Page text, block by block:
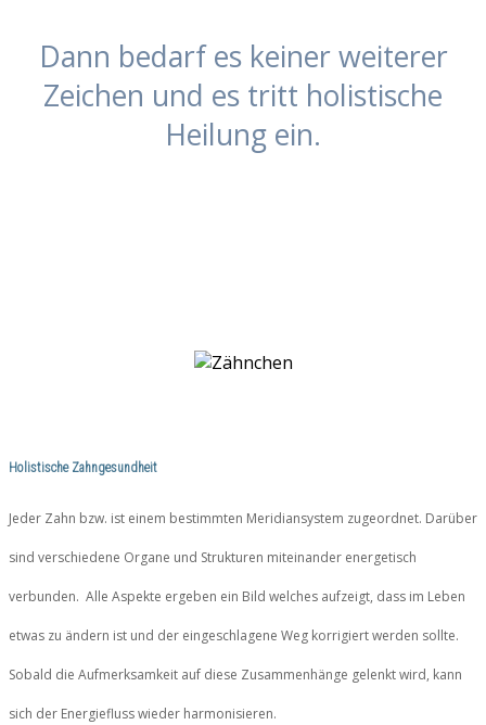
Dann bedarf es keiner weiterer
Zeichen und es tritt holistische
Heilung ein.
Holistische Zahngesundheit
Jeder​ ​Zahn​ ​bzw.​ ​ist​ ​einem​ ​bestimmten​ ​Meridiansystem​ ​zugeordnet.​ ​Darüber
sind​ ​verschiedene​ ​Organe​ ​und​ ​Strukturen​ ​miteinander​ ​energetisch​ ​
verbunden.​ ​ Alle​ ​Aspekte​ ​ergeben​ ​ein​ ​Bild welches aufzeigt,​ ​dass​ ​im​ ​Leben​ ​
etwas​ ​zu​ ​ändern ist​ ​und​ ​der​ ​eingeschlagene​ ​Weg​ ​korrigiert​ ​werden​ ​sollte.​ ​
Sobald​ ​die​ ​Aufmerksamkeit​ ​auf diese​ ​Zusammenhänge​ ​gelenkt​ ​wird,​ ​kann​ ​
sich​ ​der​ ​Energiefluss​ ​wieder​ ​harmonisieren.